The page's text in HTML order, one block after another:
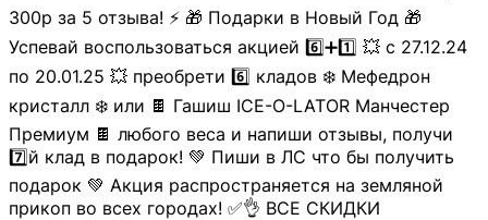
300р за 5 отзыва! ⚡ 🎁 Подарки в Новый Год 🎁
Успевай воспользоваться акцией 6️⃣➕1️⃣ 💥 с 27.12.24
по 20.01.25 💥 преобрети 6️⃣ кладов ❄️ Мефедрон
кристалл ❄️ или 🍫 Гашиш ICE-O-LATOR Манчестер
Премиум 🍫 любого веса и напиши отзывы, получи
7️⃣й клад в подарок! 💚 Пиши в ЛС что бы получить
подарок 💚 Акция распространяется на земляной
прикоп во всех городах! ✅👌 ВСЕ СКИДКИ